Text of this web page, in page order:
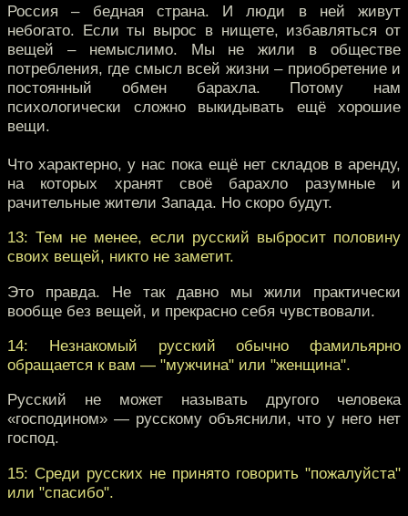
Россия – бедная страна. И люди в ней живут
небогато. Если ты вырос в нищете, избавляться от
вещей – немыслимо. Мы не жили в обществе
потребления, где смысл всей жизни – приобретение и
постоянный обмен барахла. Потому нам
психологически сложно выкидывать ещё хорошие
вещи.
Что характерно, у нас пока ещё нет складов в аренду,
на которых хранят своё барахло разумные и
рачительные жители Запада. Но скоро будут.
13: Тем не менее, если русский выбросит половину
своих вещей, никто не заметит.
Это правда. Не так давно мы жили практически
вообще без вещей, и прекрасно себя чувствовали.
14: Незнакомый русский обычно фамильярно
обращается к вам — "мужчина" или "женщина".
Русский не может называть другого человека
«господином» — русскому объяснили, что у него нет
господ.
15: Среди русских не принято говорить "пожалуйста"
или "спасибо".